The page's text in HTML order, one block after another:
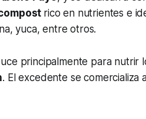
rico en nutrientes e
yuca, entre otros.
principalmente para nutrir
. El excedente se comercializa